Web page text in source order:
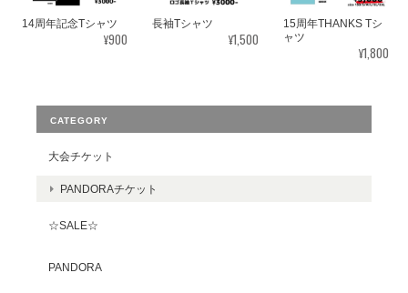
14周年記念Tシャツ
¥900
長袖Tシャツ
¥1,500
15周年THANKS Tシ
ャツ
¥1,800
CATEGORY
大会チケット
PANDORAチケット
☆SALE☆
PANDORA